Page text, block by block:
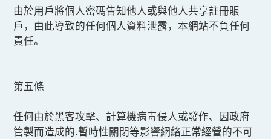
由於用戶將個人密碼告知他人或與他人共享註冊賬
戶，由此導致的任何個人資料泄露，本網站不負任何
責任。
第五條
任何由於黑客攻擊、計算機病毒侵人或發作、因政府
管製而造成的.暫時性關閉等影響網絡正常經營的不可